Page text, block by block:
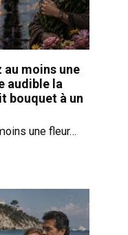
au moins une
audible la
bouquet à un
une fleur…